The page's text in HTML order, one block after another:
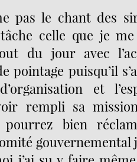
pas le chant des
celle que je
du jour avec
pointage puisqu’il
et
rempli sa
pourrez bien
gouvernemental